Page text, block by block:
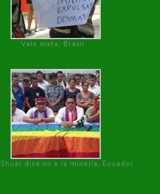
Vale mata, Brasil
Shuar dice no a la minería, Ecuador